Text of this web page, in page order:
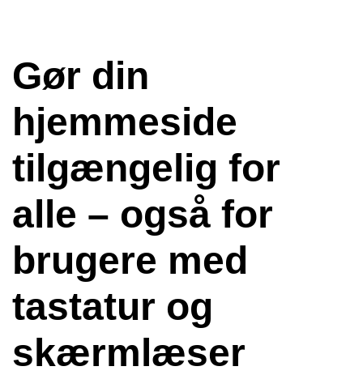
Gør din
hjemmeside
tilgængelig for
alle – også for
brugere med
tastatur og
skærmlæser